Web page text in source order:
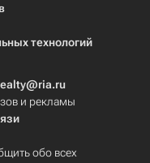
технологий
и рекламы
обо всех